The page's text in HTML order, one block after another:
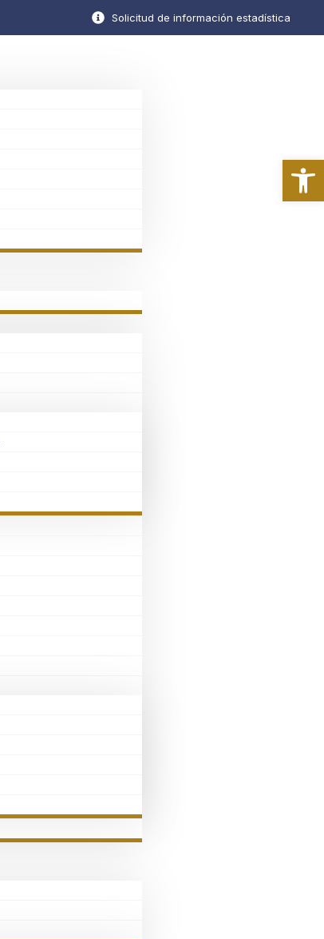
Solicitud de información estadística